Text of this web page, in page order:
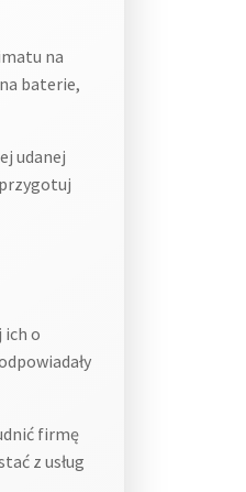
na
baterie,
udanej
ich o
firmę
z usług